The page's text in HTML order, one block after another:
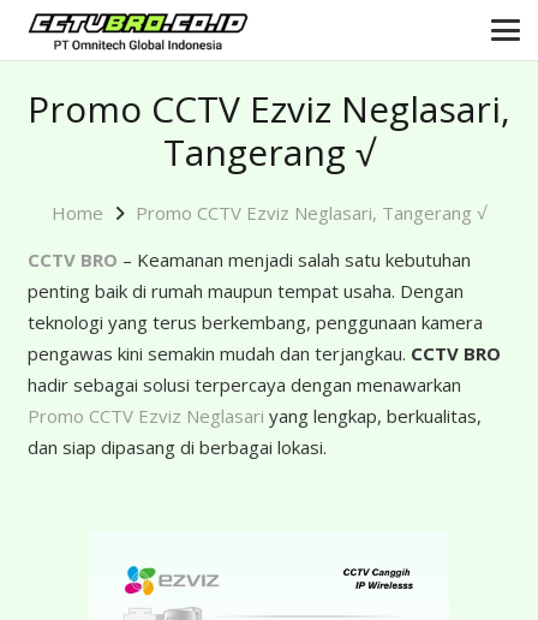
Promo CCTV Ezviz Neglasari,
Tangerang √
Home
Promo CCTV Ezviz Neglasari, Tangerang √
CCTV BRO – Keamanan menjadi salah satu kebutuhan
penting baik di rumah maupun tempat usaha. Dengan
teknologi yang terus berkembang, penggunaan kamera
pengawas kini semakin mudah dan terjangkau. CCTV BRO
hadir sebagai solusi terpercaya dengan menawarkan
Promo CCTV Ezviz Neglasari yang lengkap, berkualitas,
dan siap dipasang di berbagai lokasi.